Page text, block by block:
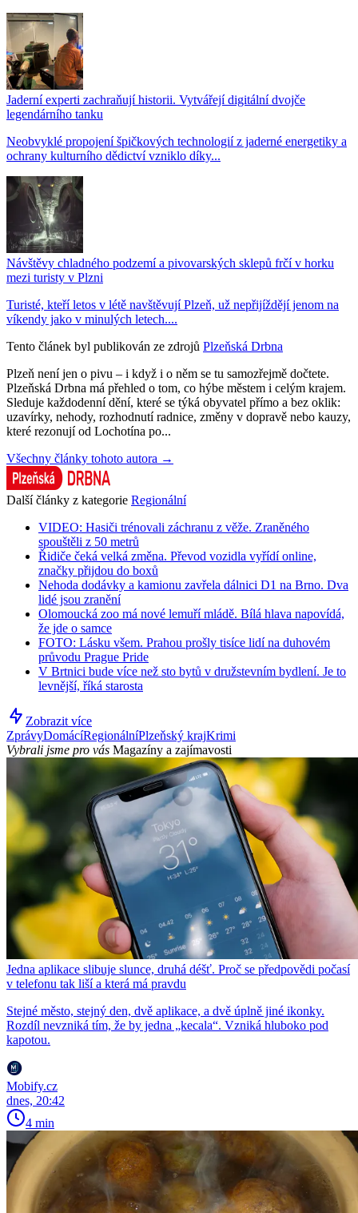
Jaderní experti zachraňují historii. Vytvářejí digitální dvojče
legendárního tanku
Neobvyklé propojení špičkových technologií z jaderné energetiky a
ochrany kulturního dědictví vzniklo díky...
Návštěvy chladného podzemí a pivovarských sklepů frčí v horku
mezi turisty v Plzni
Turisté, kteří letos v létě navštěvují Plzeň, už nepřijíždějí jenom na
víkendy jako v minulých letech....
Tento článek byl publikován ze zdrojů Plzeňská Drbna
Plzeň není jen o pivu – i když i o něm se tu samozřejmě dočtete.
Plzeňská Drbna má přehled o tom, co hýbe městem i celým krajem.
Sleduje každodenní dění, které se týká obyvatel přímo a bez oklik:
uzavírky, nehody, rozhodnutí radnice, změny v dopravě nebo kauzy,
které rezonují od Lochotína po...
Všechny články tohoto autora →
Další články z kategorie Regionální
VIDEO: Hasiči trénovali záchranu z věže. Zraněného
spouštěli z 50 metrů
Řidiče čeká velká změna. Převod vozidla vyřídí online,
značky přijdou do boxů
Nehoda dodávky a kamionu zavřela dálnici D1 na Brno. Dva
lidé jsou zranění
Olomoucká zoo má nové lemuří mládě. Bílá hlava napovídá,
že jde o samce
FOTO: Lásku všem. Prahou prošly tisíce lidí na duhovém
průvodu Prague Pride
V Brtnici bude více než sto bytů v družstevním bydlení. Je to
levnější, říká starosta
Zobrazit více
ZprávyDomácíRegionálníPlzeňský krajKrimi
Vybrali jsme pro vás Magazíny a zajímavosti
Jedna aplikace slibuje slunce, druhá déšť. Proč se předpovědi počasí
v telefonu tak liší a která má pravdu
Stejné město, stejný den, dvě aplikace, a dvě úplně jiné ikonky.
Rozdíl nevzniká tím, že by jedna „kecala“. Vzniká hluboko pod
kapotou.
Mobify.cz
dnes, 20:42
4 min